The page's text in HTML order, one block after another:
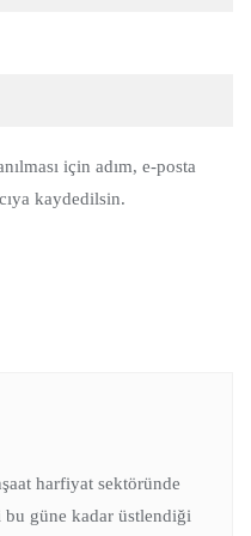
için adım, e-posta
kaydedilsin.
harfiyat sektöründe
güne kadar üstlendiği